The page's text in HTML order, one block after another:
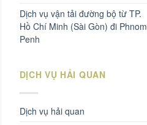
Dịch vụ vận tải đường bộ từ TP.
Hồ Chí Minh (Sài Gòn) đi Phnom
Penh
DỊCH VỤ HẢI QUAN
Dịch vụ hải quan